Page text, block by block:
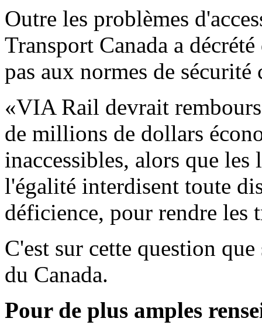
Outre les problèmes
Transport Canada a
pas aux normes de sécurité
«VIA Rail devrait
de millions de dollars
inaccessibles, alors que
l'égalité interdisent toute
déficience, pour rendre les
C'est sur cette question
du Canada.
Pour de plus amples